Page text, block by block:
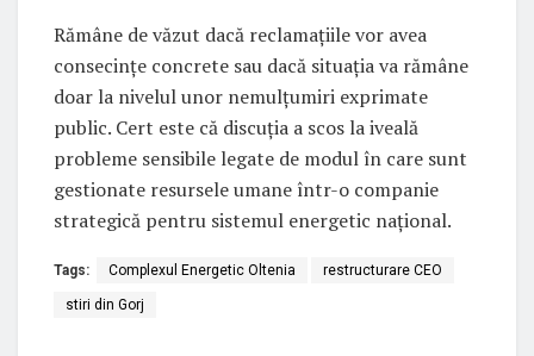
Rămâne de văzut dacă reclamațiile vor avea
consecințe concrete sau dacă situația va rămâne
doar la nivelul unor nemulțumiri exprimate
public. Cert este că discuția a scos la iveală
probleme sensibile legate de modul în care sunt
gestionate resursele umane într-o companie
strategică pentru sistemul energetic național.
Tags: Complexul Energetic Oltenia restructurare CEO
stiri din Gorj